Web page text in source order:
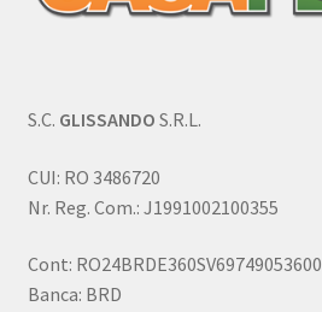
S.C. GLISSANDO S.R.L.
CUI: RO 3486720
Nr. Reg. Com.: J1991002100355
Cont: RO24BRDE360SV69749053600
Banca: BRD